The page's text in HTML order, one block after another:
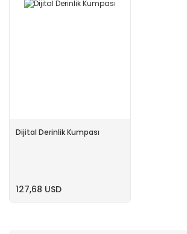
Dijital Derinlik Kumpası
127,68 USD